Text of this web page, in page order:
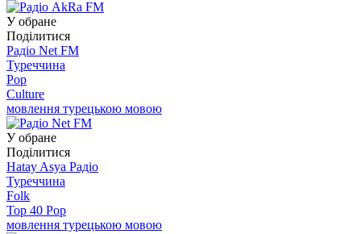
У обране
Поділитися
Радіо Net FM
Туреччина
Pop
Culture
мовлення турецькою мовою
У обране
Поділитися
Hatay Asya Радіо
Туреччина
Folk
Top 40 Pop
мовлення турецькою мовою